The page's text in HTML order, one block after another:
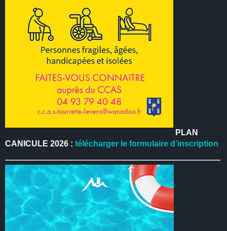
PLAN
CANICULE 2026 :télécharger le formulaire d’inscription